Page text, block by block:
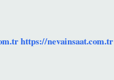
https://nevainsaat.com.tr